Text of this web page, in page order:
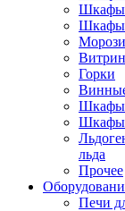
Шкафы
Шкафы
Горки
Шкафы
Шкафы
льда
Прочее
Печи